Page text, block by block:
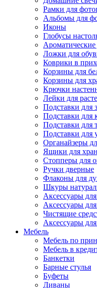
Рамки для
Альбомы для
Иконы
Глобусы
Ложки для
Коврики в
Корзины для
Корзины для
Крючки
Лейки для
Подставки для
Подставки для
Подставки для
Подставки для
Органайзеры
Ящики для
Стопперы для
Ручки дверные
Флаконы для
Шкуры
Аксессуары
Аксессуары для
Чистящие
Аксессуары
Мебель
Мебель по
Мебель в
Банкетки
Барные стулья
Буфеты
Диваны